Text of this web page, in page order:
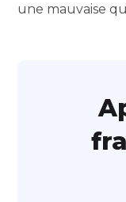
une mauvaise